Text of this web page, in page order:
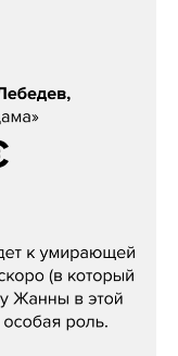
дама»